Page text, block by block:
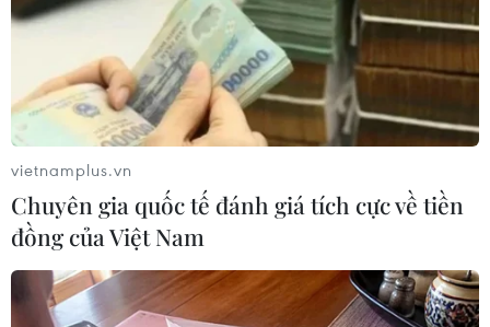
TIN LIÊN QUAN
vietnamplus.vn
Chuyên gia quốc tế đánh giá tích cực về tiền
đồng của Việt Nam